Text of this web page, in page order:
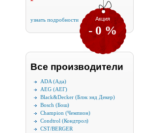
Акция
- 0 %
узнать подробности
Все производители
ADA (Ада)
AEG (АЕГ)
Black&Decker (Блэк энд Декер)
Bosch (Бош)
Champion (Чемпион)
Condtrol (Кондтрол)
CST/BERGER